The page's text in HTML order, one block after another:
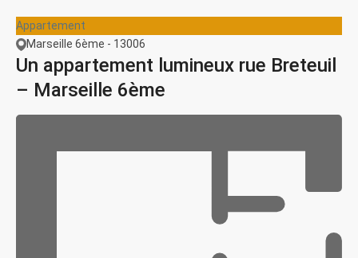
Appartement
Marseille 6ème - 13006
Un appartement lumineux rue Breteuil
– Marseille 6ème